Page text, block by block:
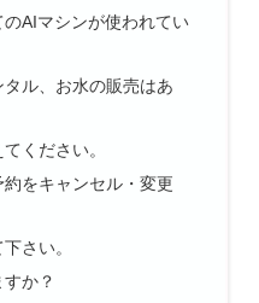
のAIマシンが使われてい
タル、お水の販売はあ
ください。
約をキャンセル・変更
さい。
すか？